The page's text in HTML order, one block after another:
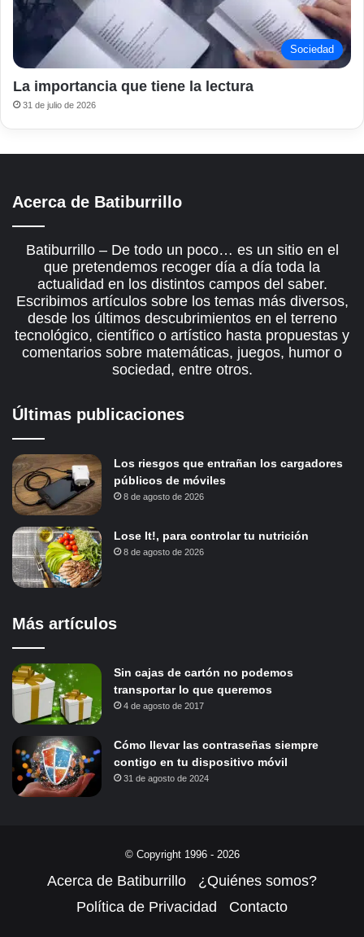
Sociedad
La importancia que tiene la lectura
31 de julio de 2026
Acerca de Batiburrillo
Batiburrillo – De todo un poco… es un sitio en el
que pretendemos recoger día a día toda la
actualidad en los distintos campos del saber.
Escribimos artículos sobre los temas más diversos,
desde los últimos descubrimientos en el terreno
tecnológico, científico o artístico hasta propuestas y
comentarios sobre matemáticas, juegos, humor o
sociedad, entre otros.
Últimas publicaciones
Los riesgos que entrañan los cargadores
públicos de móviles
8 de agosto de 2026
Lose It!, para controlar tu nutrición
8 de agosto de 2026
Más artículos
Sin cajas de cartón no podemos
transportar lo que queremos
4 de agosto de 2017
Cómo llevar las contraseñas siempre
contigo en tu dispositivo móvil
31 de agosto de 2024
© Copyright 1996 - 2026
Acerca de Batiburrillo
¿Quiénes somos?
Política de Privacidad
Contacto